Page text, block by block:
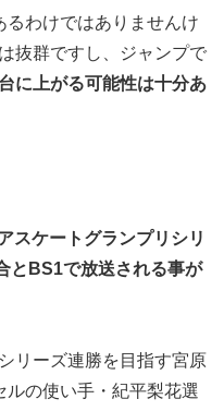
わけではありませんけ
抜群ですし、ジャンプで
に上がる可能性は十分あ
スケートグランプリシリ
とBS1で放送される事が
リーズ連勝を目指す宮原
の使い手・紀平梨花選